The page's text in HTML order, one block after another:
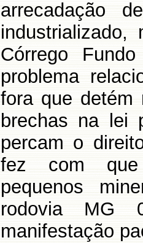
arrecadação
Córrego
problema
fora que detém
brechas na lei
percam o
fez com que
pequenos
rodovia MG
manifestação